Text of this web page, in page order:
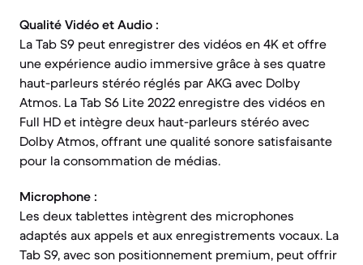
Qualité Vidéo et Audio :
La Tab S9 peut enregistrer des vidéos en 4K et offre
une expérience audio immersive grâce à ses quatre
haut-parleurs stéréo réglés par AKG avec Dolby
Atmos. La Tab S6 Lite 2022 enregistre des vidéos en
Full HD et intègre deux haut-parleurs stéréo avec
Dolby Atmos, offrant une qualité sonore satisfaisante
pour la consommation de médias.
Microphone :
Les deux tablettes intègrent des microphones
adaptés aux appels et aux enregistrements vocaux. La
Tab S9, avec son positionnement premium, peut offrir